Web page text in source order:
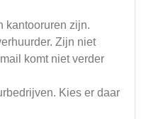
kantooruren zijn.
Zijn niet
komt niet verder
Kies er daar